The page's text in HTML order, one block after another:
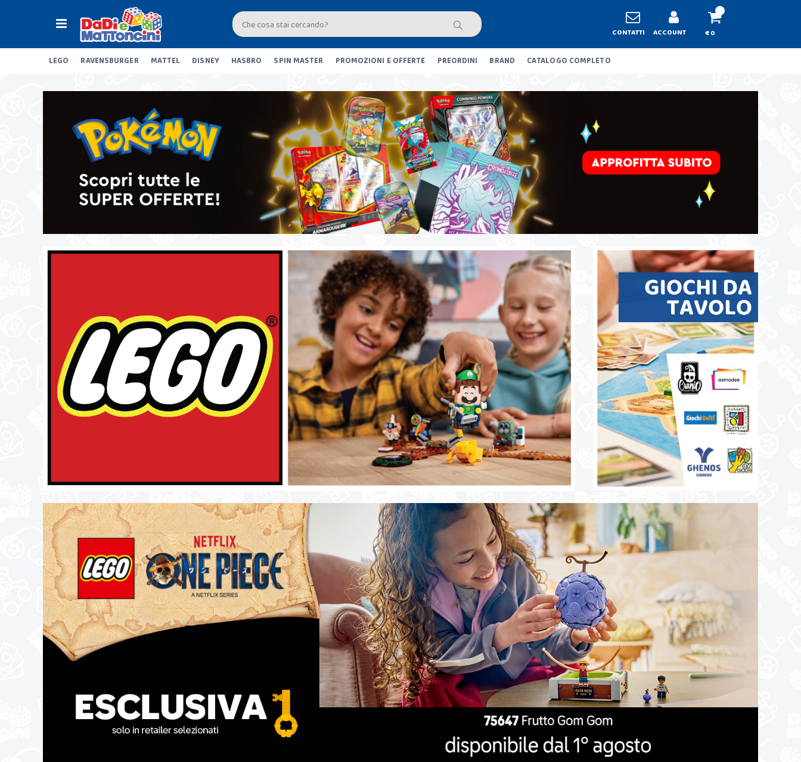
CONTATTI ACCOUNT € 0
LEGO RAVENSBURGER MATTEL DISNEY HASBRO SPIN MASTER PROMOZIONI E OFFERTE PREORDINI BRAND CATALOGO COMPLETO